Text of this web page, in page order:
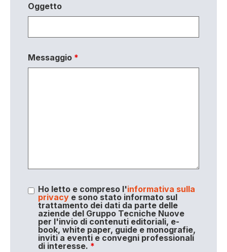
Oggetto
Messaggio *
Ho letto e compreso l'informativa sulla
privacye sono stato informato sul
trattamento dei dati da parte delle
aziende del Gruppo Tecniche Nuove
per l'invio di contenuti editoriali, e-
book, white paper, guide e monografie,
inviti a eventi e convegni professionali
di interesse. *